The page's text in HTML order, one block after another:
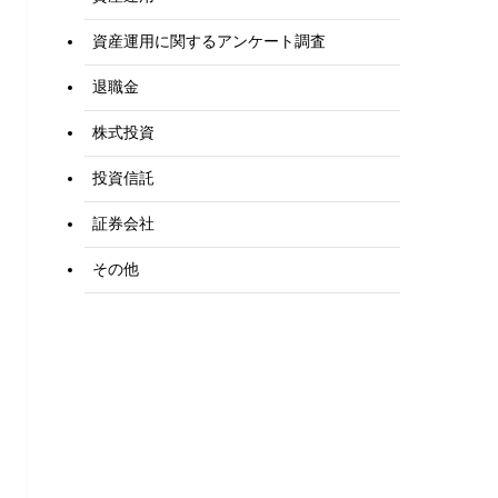
資産運用に関するアンケート調査
退職金
株式投資
投資信託
証券会社
その他